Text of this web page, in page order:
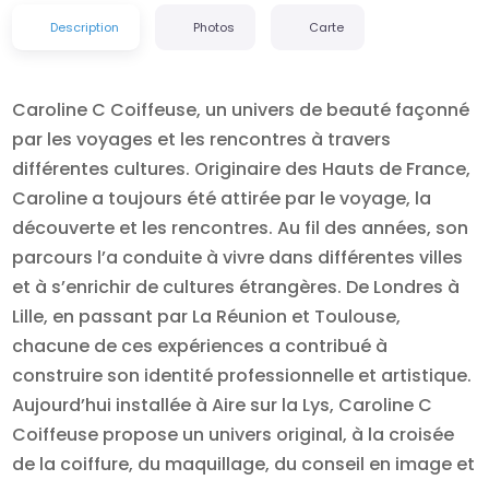
Description Photos Carte
Caroline C Coiffeuse, un univers de beauté façonné
par les voyages et les rencontres à travers
différentes cultures. Originaire des Hauts de France,
Caroline a toujours été attirée par le voyage, la
découverte et les rencontres. Au fil des années, son
parcours l’a conduite à vivre dans différentes villes
et à s’enrichir de cultures étrangères. De Londres à
Lille, en passant par La Réunion et Toulouse,
chacune de ces expériences a contribué à
construire son identité professionnelle et artistique.
Aujourd’hui installée à Aire sur la Lys, Caroline C
Coiffeuse propose un univers original, à la croisée
de la coiffure, du maquillage, du conseil en image et